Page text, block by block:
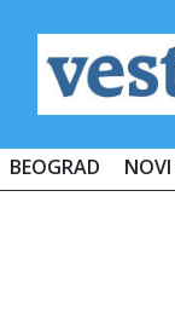
BEOGRAD